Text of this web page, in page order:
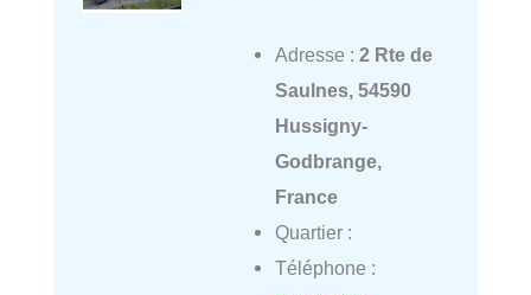
Adresse : 2 Rte de
Saulnes, 54590
Hussigny-
Godbrange,
France
Quartier :
Téléphone :